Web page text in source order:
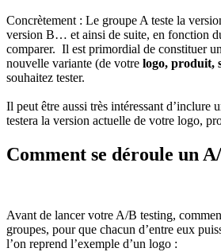
Concrètement : Le groupe A teste la
version B… et ainsi de suite, en fonction
comparer. Il est primordial de constituer
nouvelle variante (de votre logo, produit,
souhaitez tester.
Il peut être aussi très intéressant d’inclure
testera la version actuelle de votre logo,
Comment se déroule un
Avant de lancer votre A/B testing,
groupes, pour que chacun d’entre eux
l’on reprend l’exemple d’un logo :